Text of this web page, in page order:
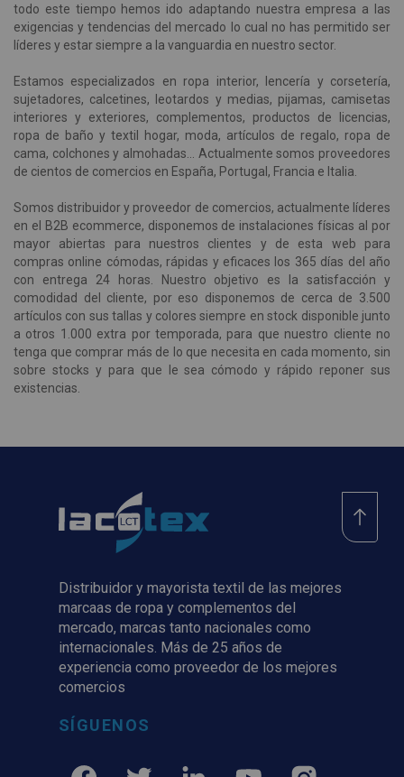
todo este tiempo hemos ido adaptando nuestra empresa a las
exigencias y tendencias del mercado lo cual no has permitido ser
líderes y estar siempre a la vanguardia en nuestro sector.
Estamos especializados en ropa interior, lencería y corsetería,
sujetadores, calcetines, leotardos y medias, pijamas, camisetas
interiores y exteriores, complementos, productos de licencias,
ropa de baño y textil hogar, moda, artículos de regalo, ropa de
cama, colchones y almohadas... Actualmente somos proveedores
de cientos de comercios en España, Portugal, Francia e Italia.
Somos distribuidor y proveedor de comercios, actualmente líderes
en el B2B ecommerce, disponemos de instalaciones físicas al por
mayor abiertas para nuestros clientes y de esta web para
compras online cómodas, rápidas y eficaces los 365 días del año
con entrega 24 horas. Nuestro objetivo es la satisfacción y
comodidad del cliente, por eso disponemos de cerca de 3.500
artículos con sus tallas y colores siempre en stock disponible junto
a otros 1.000 extra por temporada, para que nuestro cliente no
tenga que comprar más de lo que necesita en cada momento, sin
sobre stocks y para que le sea cómodo y rápido reponer sus
existencias.
Distribuidor y mayorista textil de las mejores
marcaas de ropa y complementos del
mercado, marcas tanto nacionales como
internacionales. Más de 25 años de
experiencia como proveedor de los mejores
comercios
SÍGUENOS